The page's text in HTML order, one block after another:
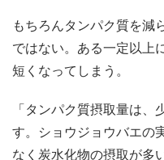
もちろんタンパク質を減
ではない。ある一定以上
短くなってしまう。
「タンパク質摂取量は
す。ショウジョウバエの
なく炭水化物の摂取が多